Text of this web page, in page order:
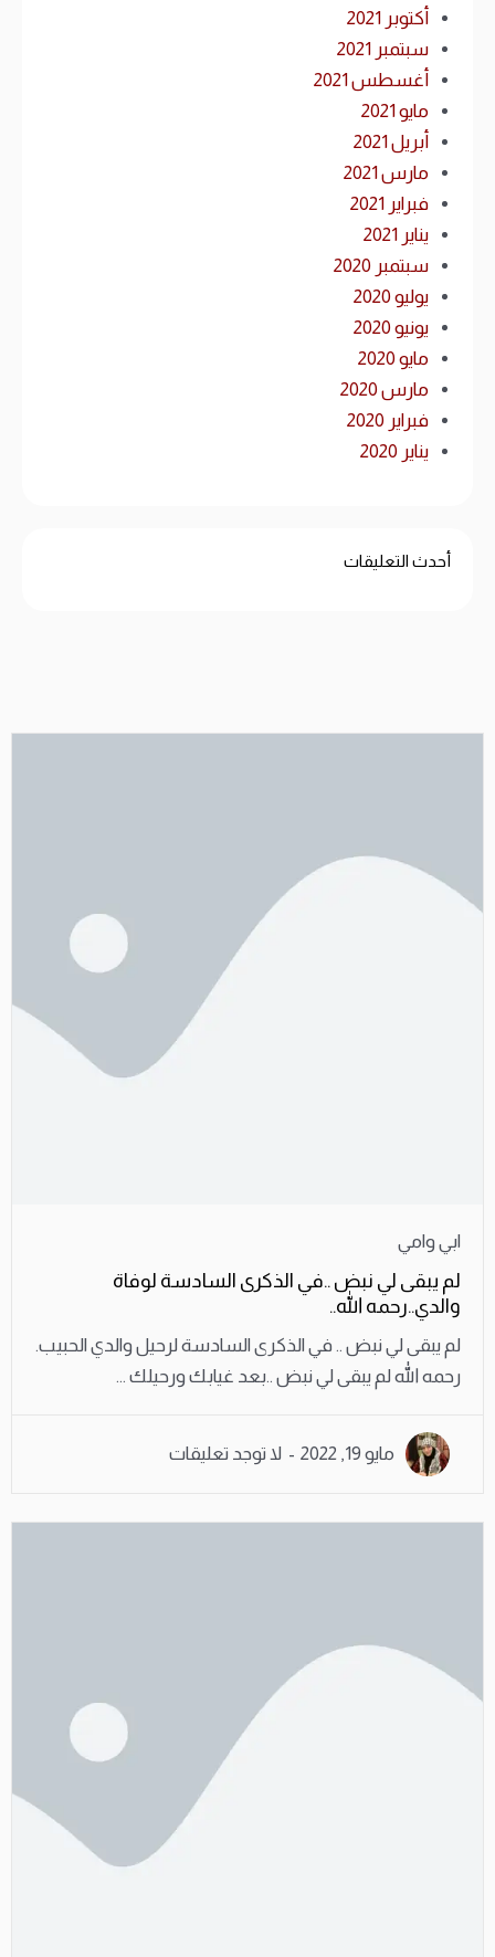
أكتوبر 2021
سبتمبر 2021
أغسطس 2021
مايو 2021
أبريل 2021
مارس 2021
فبراير 2021
يناير 2021
سبتمبر 2020
يوليو 2020
يونيو 2020
مايو 2020
مارس 2020
فبراير 2020
يناير 2020
أحدث التعليقات
ابي وامي
لم يبقى لي نبض ..في الذكرى السادسة لوفاة
والدي..رحمه الله..
لم يبقى لي نبض .. في الذكرى السادسة لرحيل والدي الحبيب.
رحمه الله لم يبقى لي نبض ..بعد غيابك ورحيلك ...
مايو 19, 2022 لا توجد تعليقات